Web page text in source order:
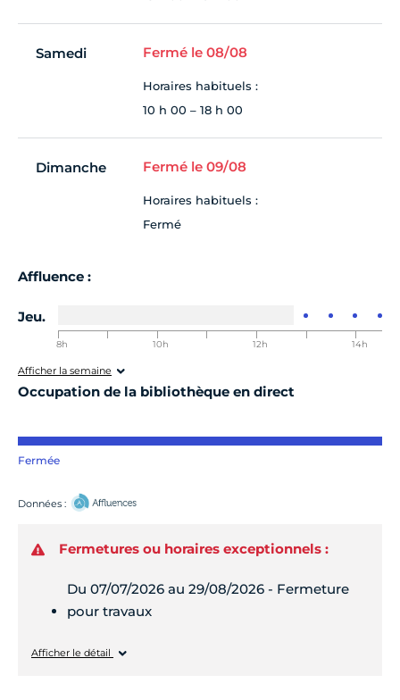
Samedi Fermé le 08/08
Horaires habituels :
10 h 00 – 18 h 00
Dimanche Fermé le 09/08
Horaires habituels :
Fermé
Affluence :
Jeu.
8h
00-8h30 10h
00-10h30 12h
00-12h30 14h
00-14h30
Afficher la semaine
Occupation de la bibliothèque en direct
Fermée
Données :
Fermetures ou horaires exceptionnels :
Du 07/07/2026 au 29/08/2026 - Fermeture
pour travaux
Lundi
Afficher le détail